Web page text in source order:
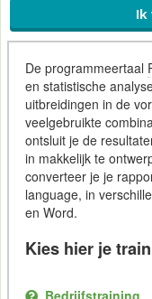
Ik
De programmeertaal
en statistische
uitbreidingen in de
veelgebruikte
ontsluit je de
in makkelijk te
converteer je je
language, in
en Word.
Kies hier je
Bedrijfstraining